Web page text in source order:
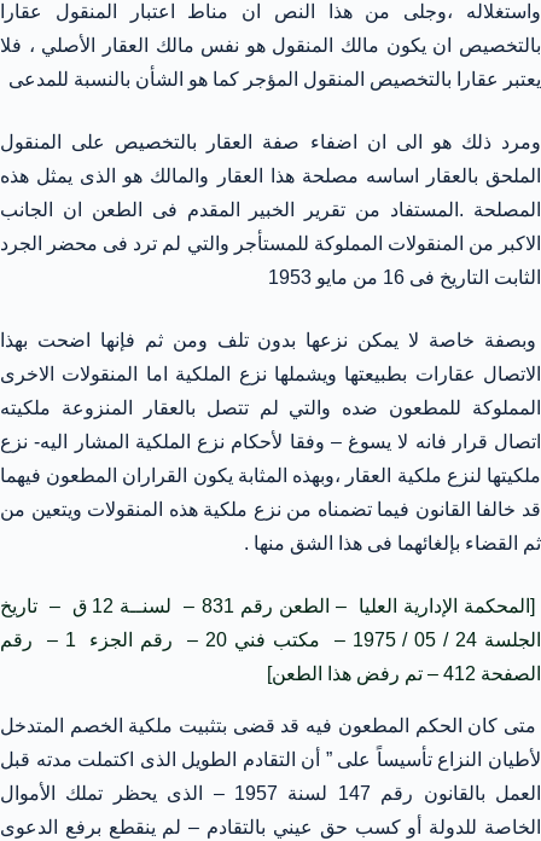
واستغلاله ،وجلى من هذا النص ان مناط اعتبار المنقول عقارا
بالتخصيص ان يكون مالك المنقول هو نفس مالك العقار الأصلي ، فلا
يعتبر عقارا بالتخصيص المنقول المؤجر كما هو الشأن بالنسبة للمدعى
ومرد ذلك هو الى ان اضفاء صفة العقار بالتخصيص على المنقول
الملحق بالعقار اساسه مصلحة هذا العقار والمالك هو الذى يمثل هذه
المصلحة .المستفاد من تقرير الخبير المقدم فى الطعن ان الجانب
الاكبر من المنقولات المملوكة للمستأجر والتي لم ترد فى محضر الجرد
الثابت التاريخ فى 16 من مايو 1953
وبصفة خاصة لا يمكن نزعها بدون تلف ومن ثم فإنها اضحت بهذا
الاتصال عقارات بطبيعتها ويشملها نزع الملكية اما المنقولات الاخرى
المملوكة للمطعون ضده والتي لم تتصل بالعقار المنزوعة ملكيته
اتصال قرار فانه لا يسوغ – وفقا لأحكام نزع الملكية المشار اليه- نزع
ملكيتها لنزع ملكية العقار ،وبهذه المثابة يكون القراران المطعون فيهما
قد خالفا القانون فيما تضمناه من نزع ملكية هذه المنقولات ويتعين من
ثم القضاء بإلغائهما فى هذا الشق منها .
[المحكمة الإدارية العليا – الطعن رقم 831 – لسنــة 12 ق – تاريخ
الجلسة 24 / 05 / 1975 – مكتب فني 20 – رقم الجزء 1 – رقم
الصفحة 412 – تم رفض هذا الطعن]
متى كان الحكم المطعون فيه قد قضى بتثبيت ملكية الخصم المتدخل
لأطيان النزاع تأسيساً على ” أن التقادم الطويل الذى اكتملت مدته قبل
العمل بالقانون رقم 147 لسنة 1957 – الذى يحظر تملك الأموال
الخاصة للدولة أو كسب حق عيني بالتقادم – لم ينقطع برفع الدعوى